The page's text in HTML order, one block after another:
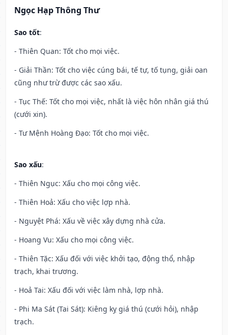
Ngọc Hạp Thông Thư
Sao tốt:
- Thiên Quan: Tốt cho mọi việc.
- Giải Thần: Tốt cho việc cúng bái, tế tự, tố tụng, giải oan
cũng như trừ được các sao xấu.
- Tục Thế: Tốt cho mọi việc, nhất là việc hôn nhân giá thú
(cưới xin).
- Tư Mệnh Hoàng Đạo: Tốt cho mọi việc.
Sao xấu:
- Thiên Ngục: Xấu cho mọi công việc.
- Thiên Hoả: Xấu cho việc lợp nhà.
- Nguyệt Phá: Xấu về việc xây dựng nhà cửa.
- Hoang Vu: Xấu cho mọi công việc.
- Thiên Tặc: Xấu đối với việc khởi tạo, động thổ, nhập
trạch, khai trương.
- Hoả Tai: Xấu đối với việc làm nhà, lợp nhà.
- Phi Ma Sát (Tai Sát): Kiêng kỵ giá thú (cưới hỏi), nhập
trạch.